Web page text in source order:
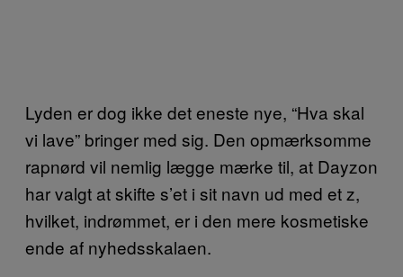
Lyden er dog ikke det eneste nye, “Hva skal
vi lave” bringer med sig. Den opmærksomme
rapnørd vil nemlig lægge mærke til, at Dayzon
har valgt at skifte s’et i sit navn ud med et z,
hvilket, indrømmet, er i den mere kosmetiske
ende af nyhedsskalaen.